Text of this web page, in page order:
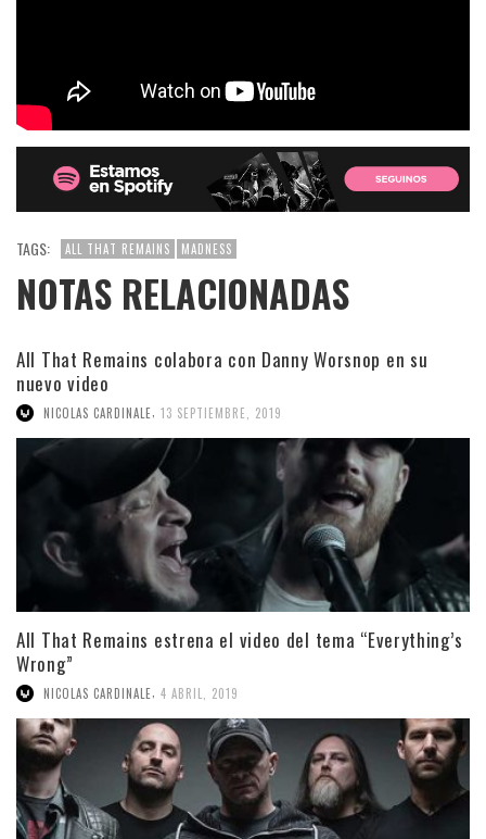
TAGS: ALL THAT REMAINS MADNESS
NOTAS RELACIONADAS
All That Remains colabora con Danny Worsnop en su
nuevo video
NICOLAS CARDINALE, 13 SEPTIEMBRE, 2019
All That Remains estrena el video del tema “Everything’s
Wrong”
NICOLAS CARDINALE 4 ABRIL, 2019